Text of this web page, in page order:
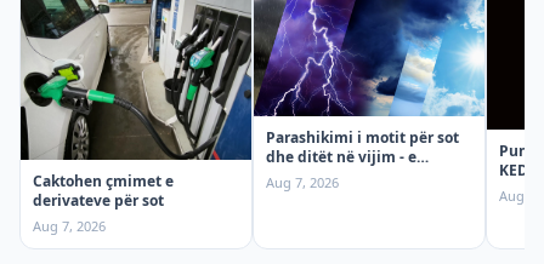
Caktohen çmimet e
derivateve për sot
Aug 7, 2026
Parashikimi i motit për sot
dhe ditët në vijim - e
premte
Aug 7, 2026
Aug 7,